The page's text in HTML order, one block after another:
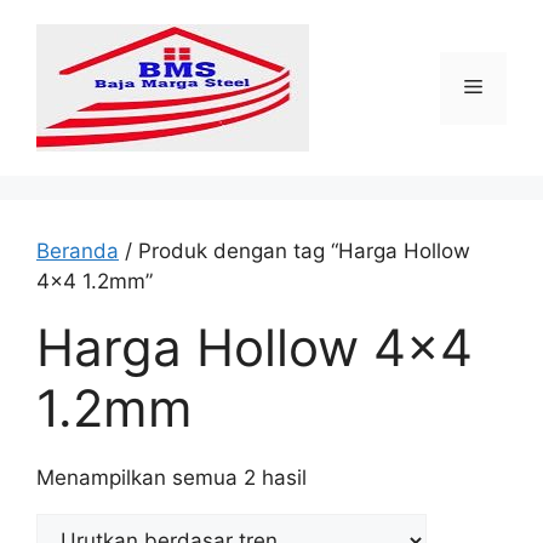
Menu
Beranda / Produk dengan tag “Harga Hollow
4x4 1.2mm”
Harga Hollow 4x4
1.2mm
Menampilkan semua 2 hasil
popularitas